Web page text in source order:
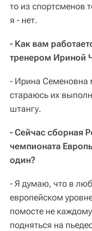
то из спортсменов
я - нет.
- Как вам
тренером Ириной
- Ирина Семеновна
стараюсь их
штангу.
- Сейчас сборная
чемпионата
один?
- Я думаю, что в
европейском
помосте не
подняться на